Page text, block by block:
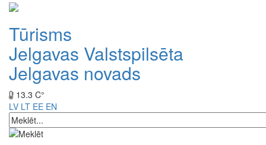
Tūrisms
Jelgavas Valstspilsēta
Jelgavas novads
13.3 C°
LV LT EE EN